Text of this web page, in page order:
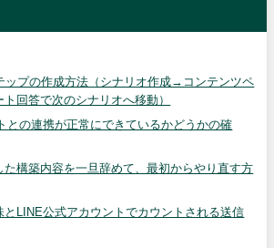
ップの作成方法（シナリオ作成→コンテンツペ
回答で次のシナリオへ移動）
との連携が正常にできているかどうかの確
た構築内容を一旦辞めて、最初からやり直す方
とLINE公式アカウントでカウントされる送信